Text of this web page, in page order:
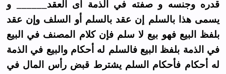
قدره وجنسه و صفته في الذمة أى العقد______ و
يسمى هذا بالسلم إن عقد بالسلم أو السلف وإن عقد
بلفظ البيع فهو بيع لا سلم فإن كلام المصنف في البيع
في الذمة بلفظ البيع فالسلم له أحكام والبيع في الذمة
له أحكام فأحكام السلم يشترط قبض رأس المال في